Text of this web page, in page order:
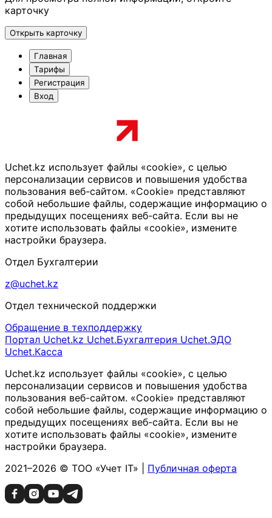
карточку
Открыть карточку
Главная
Тарифы
Регистрация
Вход
Uchet.kz использует файлы «cookie», с целью
персонализации сервисов и повышения удобства
пользования веб-сайтом. «Cookie» представляют
собой небольшие файлы, содержащие информацию о
предыдущих посещениях веб-сайта. Если вы не
хотите использовать файлы «cookie», измените
настройки браузера.
Отдел Бухгалтерии
z@uchet.kz
Отдел технической поддержки
Обращение в техподдержку
Портал Uchet.kz Uchet.Бухгалтерия Uchet.ЭДО
Uchet.Касса
Uchet.kz использует файлы «cookie», с целью
персонализации сервисов и повышения удобства
пользования веб-сайтом. «Cookie» представляют
собой небольшие файлы, содержащие информацию о
предыдущих посещениях веб-сайта. Если вы не
хотите использовать файлы «cookie», измените
настройки браузера.
2021–2026 © ТОО «Учет IT» | Публичная оферта